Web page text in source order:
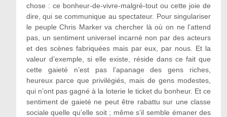
chose : ce bonheur-de-vivre-malgré-tout ou cette joie de
dire, qui se communique au spectateur. Pour singulariser
le peuple Chris Marker va chercher là où on ne l’attend
pas, un sentiment universel incarné non par des acteurs
et des scènes fabriquées mais par eux, par nous. Et la
valeur d’exemple, si elle existe, réside dans ce fait que
cette gaieté n’est pas l’apanage des gens riches,
heureux parce que privilégiés, mais de gens modestes,
qui n’ont pas gagné à la loterie le ticket du bonheur. Et ce
sentiment de gaieté ne peut être rabattu sur une classe
sociale quelle qu’elle soit ; même s’il semble émaner des